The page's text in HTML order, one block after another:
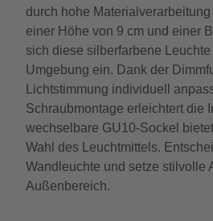
durch hohe
einer Höhe von 9 cm und einer
sich diese silberfarbene
Umgebung ein. Dank der
Lichtstimmung individuell
Schraubmontage erleichtert die
wechselbare GU10-Sockel
Wahl des Leuchtmittels.
Wandleuchte und setze stilvolle
Außenbereich.